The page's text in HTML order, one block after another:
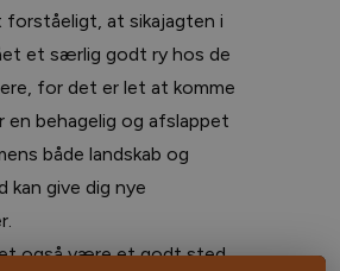
at sikajagten i
et særlig godt ry hos de
for det er let at komme
en behagelig og afslappet
både landskab og
kan give dig nye
også være et godt sted